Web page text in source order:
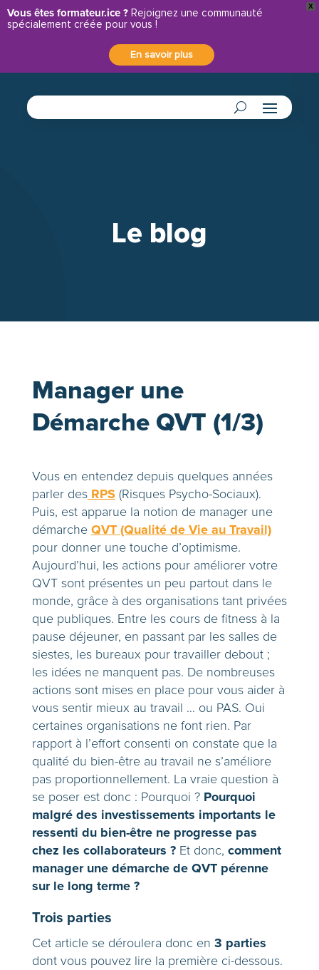
X
Vous êtes formateur.ice ? Rejoignez une communauté
spécialement créée pour vous !
En savoir plus
Le blog
Manager une
Démarche QVT (1/3)
Vous en entendez depuis quelques années
parler des RPS(Risques Psycho-Sociaux).
Puis, est apparue la notion de manager une
démarche QVT (Qualité de Vie au Travail)
pour donner une touche d’optimisme.
Aujourd’hui, les actions pour améliorer votre
QVT sont présentes un peu partout dans le
monde, grâce à des organisations tant privées
que publiques. Entre les cours de fitness à la
pause déjeuner, en passant par les salles de
siestes, les bureaux pour travailler debout ;
les idées ne manquent pas. De nombreuses
actions sont mises en place pour vous aider à
vous sentir mieux au travail … ou PAS. Oui
certaines organisations ne font rien. Par
rapport à l’effort consenti on constate que la
qualité du bien-être au travail ne s’améliore
pas proportionnellement. La vraie question à
se poser est donc : Pourquoi ? Pourquoi
malgré des investissements importants le
ressenti du bien-être ne progresse pas
chez les collaborateurs ? Et donc, comment
manager une démarche de QVT pérenne
sur le long terme ?
Trois parties
Cet article se déroulera donc en 3 parties
dont vous pouvez lire la première ci-dessous.
Panneau de gestion des cookies